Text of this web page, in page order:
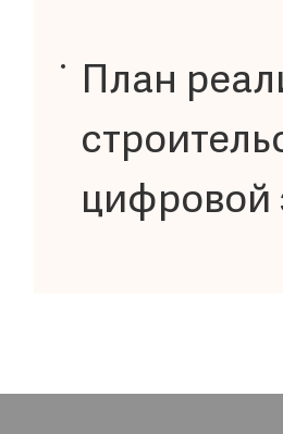
План
цифровой